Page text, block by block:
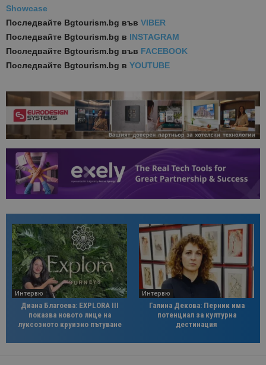
Showcase
Последвайте Bgtourism.bg във VIBER
Последвайте Bgtourism.bg в INSTAGRAM
Последвайте Bgtourism.bg във FACEBOOK
Последвайте Bgtourism.bg в YOUTUBE
Интервю
Диана Благоева: EXPLORA III
показва новото лице на
луксозното круизно пътуване
Интервю
Галина Декова: Перник има
потенциал за културна
дестинация